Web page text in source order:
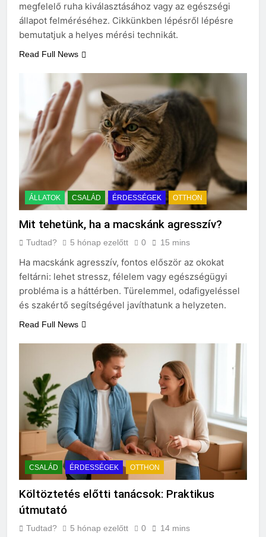
megfelelő ruha kiválasztásához vagy az egészségi
állapot felméréséhez. Cikkünkben lépésről lépésre
bemutatjuk a helyes mérési technikát.
Read Full News
ÁLLATOK CSALÁD ÉRDESSÉGEK OTTHON
Mit tehetünk, ha a macskánk agresszív?
Tudtad? 5 hónap ezelőtt 0 15 mins
Ha macskánk agresszív, fontos először az okokat
feltárni: lehet stressz, félelem vagy egészségügyi
probléma is a háttérben. Türelemmel, odafigyeléssel
és szakértő segítségével javíthatunk a helyzeten.
Read Full News
CSALÁD ÉRDESSÉGEK OTTHON
Költöztetés előtti tanácsok: Praktikus
útmutató
Tudtad? 5 hónap ezelőtt 0 14 mins